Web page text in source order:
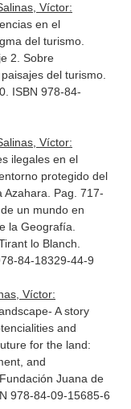
Víctor:
en el
del turismo.
2. Sobre
del turismo.
ISBN 978-84-
Víctor:
ilegales en el
protegido del
Azahara. Pag. 717-
un mundo en
la Geografía
lo Blanch.
84-18329-44-9
Víctor:
A story
and
for the land:
and
Juana de
978-84-09-15685-6